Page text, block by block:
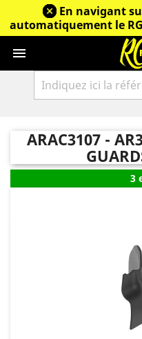
En navigant
automatiquement le

ARAC3107 -
3